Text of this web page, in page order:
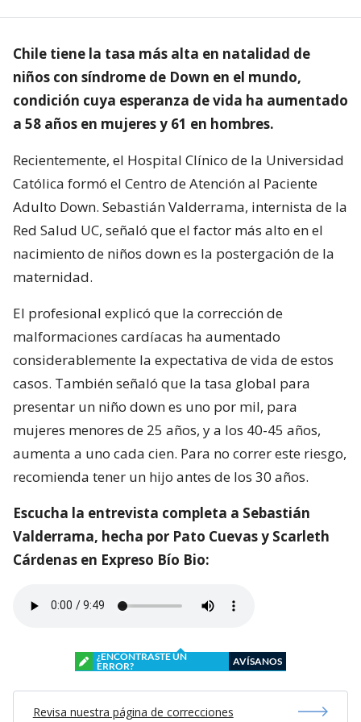
Chile tiene la tasa más alta en natalidad de
niños con síndrome de Down en el mundo,
condición cuya esperanza de vida ha aumentado
a 58 años en mujeres y 61 en hombres.
Recientemente, el Hospital Clínico de la Universidad
Católica formó el Centro de Atención al Paciente
Adulto Down. Sebastián Valderrama, internista de la
Red Salud UC, señaló que el factor más alto en el
nacimiento de niños down es la postergación de la
maternidad.
El profesional explicó que la corrección de
malformaciones cardíacas ha aumentado
considerablemente la expectativa de vida de estos
casos. También señaló que la tasa global para
presentar un niño down es uno por mil, para
mujeres menores de 25 años, y a los 40-45 años,
aumenta a uno cada cien. Para no correr este riesgo,
recomienda tener un hijo antes de los 30 años.
Escucha la entrevista completa a Sebastián
Valderrama, hecha por Pato Cuevas y Scarleth
Cárdenas en Expreso Bío Bio:
¿ENCONTRASTE UN
ERROR?
AVÍSANOS
Revisa nuestra página de correcciones